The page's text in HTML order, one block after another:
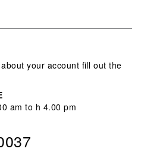
your account fill out the
am to h 4.00 pm